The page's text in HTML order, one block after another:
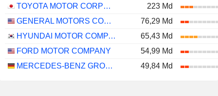
TOYOTA MOTOR CORPORATION
223 Md
GENERAL MOTORS COMPANY
76,29 Md
HYUNDAI MOTOR COMPANY
65,43 Md
FORD MOTOR COMPANY
54,99 Md
MERCEDES-BENZ GROUP AG
49,84 Md